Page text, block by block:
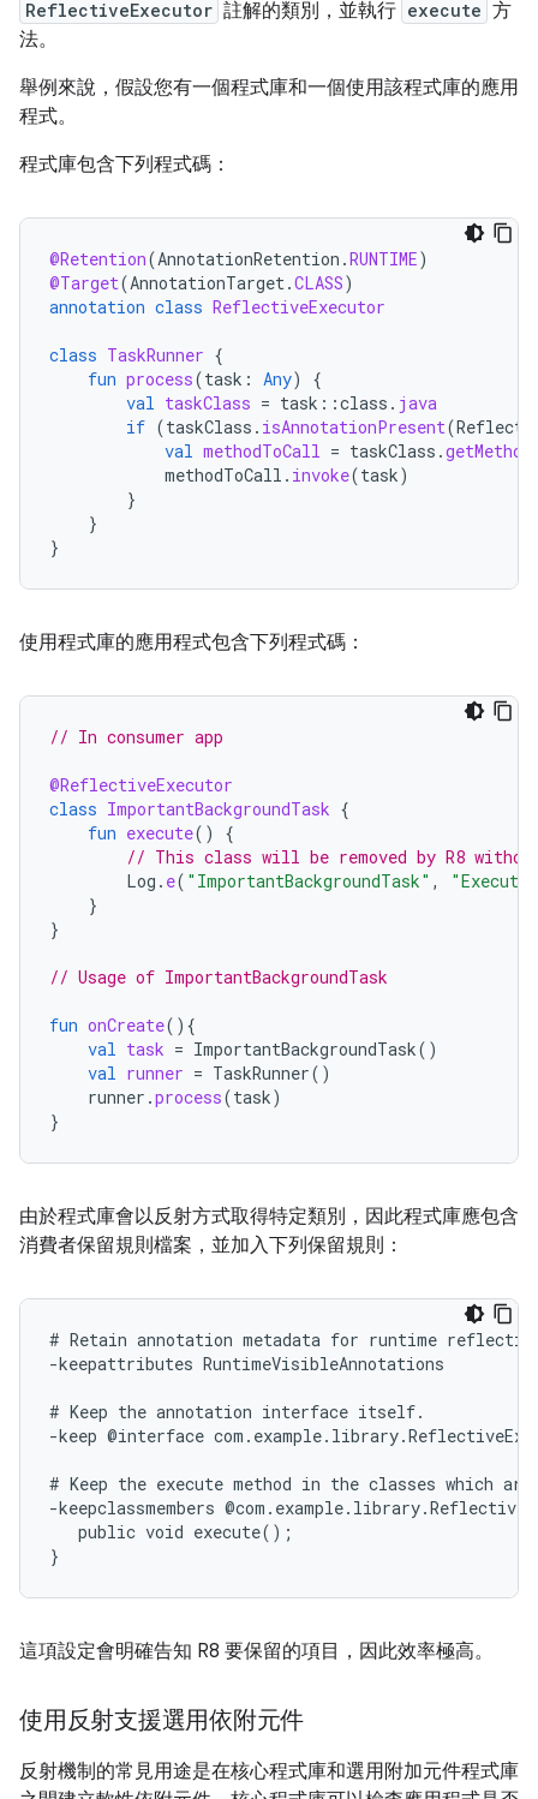
ReflectiveExecutor 註解的類別，並執行 execute 方
法。
舉例來說，假設您有一個程式庫和一個使用該程式庫的應用
程式。
程式庫包含下列程式碼：
@Retention(AnnotationRetention .RUNTIME)
@Target(AnnotationTarget.CLASS)
annotation class ReflectiveExecutor
class TaskRunner {
fun process(task : Any)
{
val taskClass = task ::class . java
if (taskClass . isAnnotationPresent(
val methodToCall = taskClass .getMethod
methodToCall . invoke(task)
}
}
}
使用程式庫的應用程式包含下列程式碼：
// In consumer app
@ReflectiveExecutor
class ImportantBackgroundTask {
fun execute()
{
// This class will be removed by R8
Log . e( "ImportantBackgroundTask" ,
}
}
// Usage of ImportantBackgroundTask
fun onCreate(){
val task = ImportantBackgroundTask()
val runner = TaskRunner()
runner .process(task)
}
由於程式庫會以反射方式取得特定類別，因此程式庫應包含
消費者保留規則檔案，並加入下列保留規則：
# Retain annotation metadata for runtime
-keepattributes RuntimeVisibleAnnotations
# Keep the annotation interface itself.
-keep @interface
# Keep the execute method in the classes which are
-keepclassmembers
   public void execute();
這項設定會明確告知 R8 要保留的項目，因此效率極高。
使用反射支援選用依附元件
反射機制的常見用途是在核心程式庫和選用附加元件程式庫